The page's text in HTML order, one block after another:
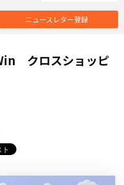
ニュースレター登録
クロスショッピ